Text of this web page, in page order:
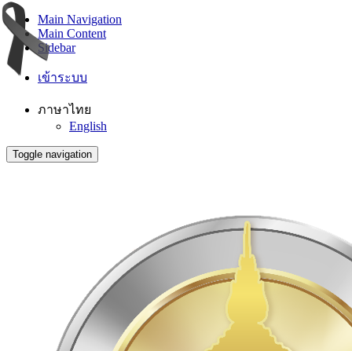
Main Navigation
Main Content
Sidebar
เข้าระบบ
ภาษาไทย
English
Toggle navigation